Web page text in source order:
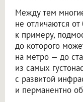
Между тем
не отличаются
к примеру,
до которого
на метро — до
из самых
с развитой
и перманентно